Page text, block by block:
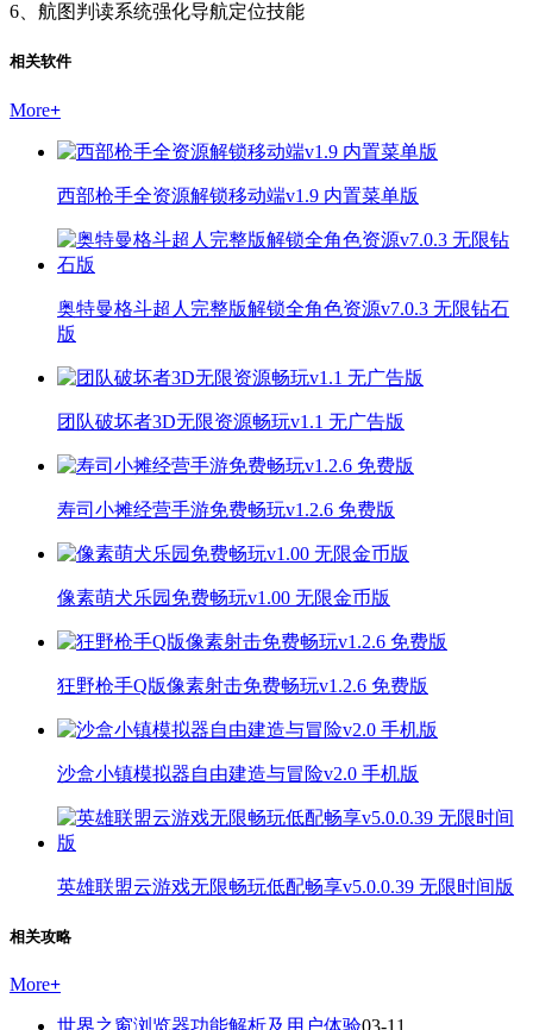
6、航图判读系统强化导航定位技能
相关软件
More+
西部枪手全资源解锁移动端v1.9 内置菜单版
奥特曼格斗超人完整版解锁全角色资源v7.0.3 无限钻石
版
团队破坏者3D无限资源畅玩v1.1 无广告版
寿司小摊经营手游免费畅玩v1.2.6 免费版
像素萌犬乐园免费畅玩v1.00 无限金币版
狂野枪手Q版像素射击免费畅玩v1.2.6 免费版
沙盒小镇模拟器自由建造与冒险v2.0 手机版
英雄联盟云游戏无限畅玩低配畅享v5.0.0.39 无限时间版
相关攻略
More+
世界之窗浏览器功能解析及用户体验03-11